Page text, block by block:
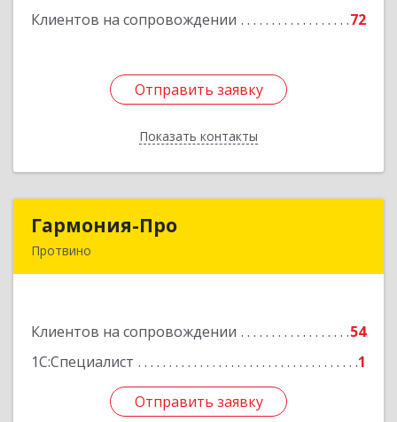
Клиентов на сопровождении 72
Отправить заявку
Показать контакты
Подробнее
Отправить заявку
Назад
Гармония-Про
Протвино
Клиентов на сопровождении
54
1С:Специалист
1
Отправить заявку
Подробнее
Отправить заявку